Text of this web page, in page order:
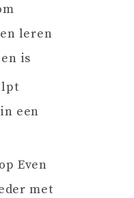
leren
is
een
op Even
met